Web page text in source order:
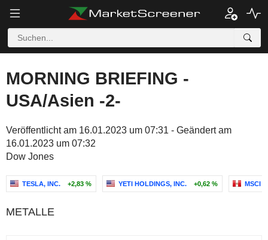
MORNING BRIEFING -
USA/Asien -2-
Veröffentlicht am 16.01.2023 um 07:31 - Geändert am
16.01.2023 um 07:32
Dow Jones
TESLA, INC. +2,83 % YETI HOLDINGS, INC. +0,62 % MSCI
METALLE